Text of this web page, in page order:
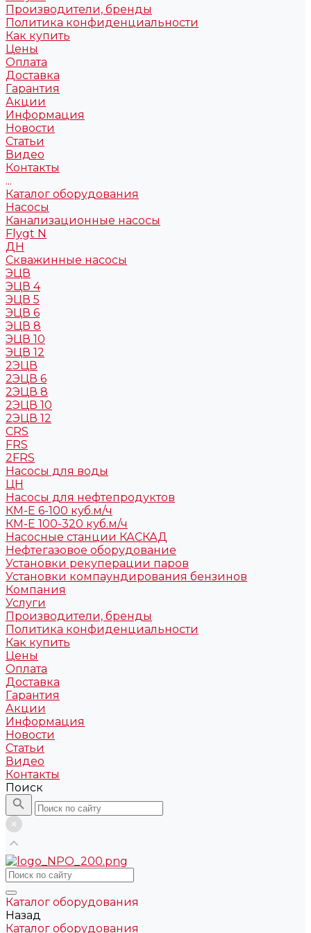
Производители, бренды
Политика конфиденциальности
Как купить
Цены
Оплата
Доставка
Гарантия
Акции
Информация
Новости
Статьи
Видео
Контакты
...
Каталог оборудования
Насосы
Канализационные насосы
Flygt N
ДН
Скважинные насосы
ЭЦВ
ЭЦВ 4
ЭЦВ 5
ЭЦВ 6
ЭЦВ 8
ЭЦВ 10
ЭЦВ 12
2ЭЦВ
2ЭЦВ 6
2ЭЦВ 8
2ЭЦВ 10
2ЭЦВ 12
CRS
FRS
2FRS
Насосы для воды
ЦН
Насосы для нефтепродуктов
КМ-Е 6-100 куб.м/ч
КМ-Е 100-320 куб.м/ч
Насосные станции КАСКАД
Нефтегазовое оборудование
Установки рекуперации паров
Установки компаундирования бензинов
Компания
Услуги
Производители, бренды
Политика конфиденциальности
Как купить
Цены
Оплата
Доставка
Гарантия
Акции
Информация
Новости
Статьи
Видео
Контакты
Поиск
Каталог оборудования
Назад
Каталог оборудования